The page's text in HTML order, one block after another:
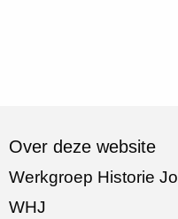
Over deze website
Werkgroep Historie
WHJ